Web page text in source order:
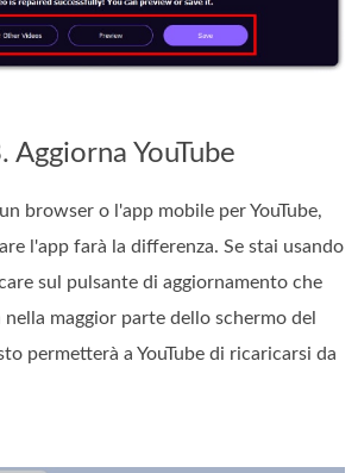
Aggiorna YouTube
browser o l'app mobile per YouTube,
l'app farà la differenza. Se stai usando
sul pulsante di aggiornamento che
maggior parte dello schermo del
permetterà a YouTube di ricaricarsi da